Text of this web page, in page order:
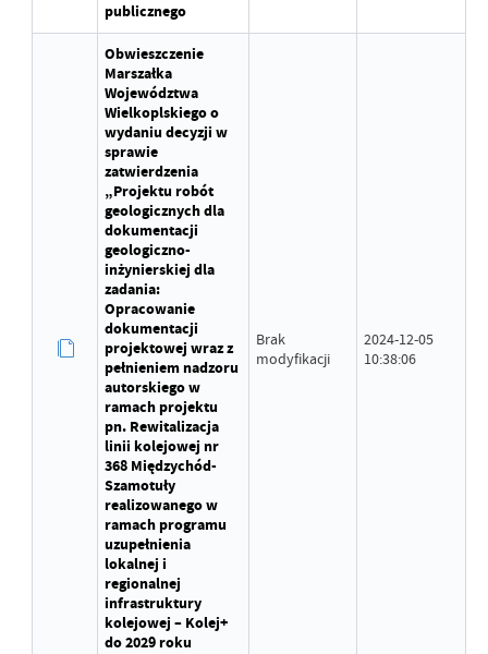
publicznego
Obwieszczenie
Marszałka
Województwa
Wielkoplskiego o
wydaniu decyzji w
sprawie
zatwierdzenia
„Projektu robót
geologicznych dla
dokumentacji
geologiczno-
inżynierskiej dla
zadania:
Opracowanie
dokumentacji
projektowej wraz z
pełnieniem nadzoru
autorskiego w
ramach projektu
pn. Rewitalizacja
linii kolejowej nr
368 Międzychód-
Szamotuły
realizowanego w
ramach programu
uzupełnienia
lokalnej i
regionalnej
infrastruktury
kolejowej – Kolej+
do 2029 roku
Brak
modyfikacji
2024-12-05
10:38:06